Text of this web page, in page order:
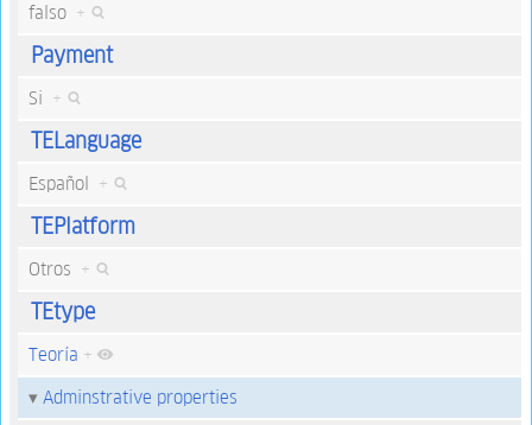
falso +
Payment
Si +
TELanguage
Español +
TEPlatform
Otros +
TEtype
Teoría +
Adminstrative properties